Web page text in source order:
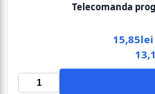
Telecomanda
15,85lei